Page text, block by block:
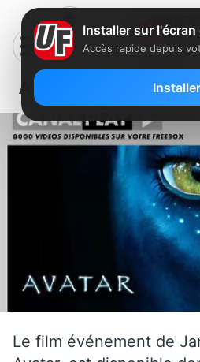
Avatar déjà
Le film événement de
Installer sur l'écran
Accès rapide depuis
Installer